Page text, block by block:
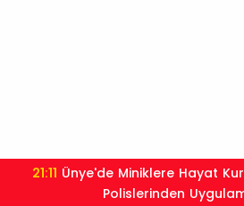
21:11
Polislerinden